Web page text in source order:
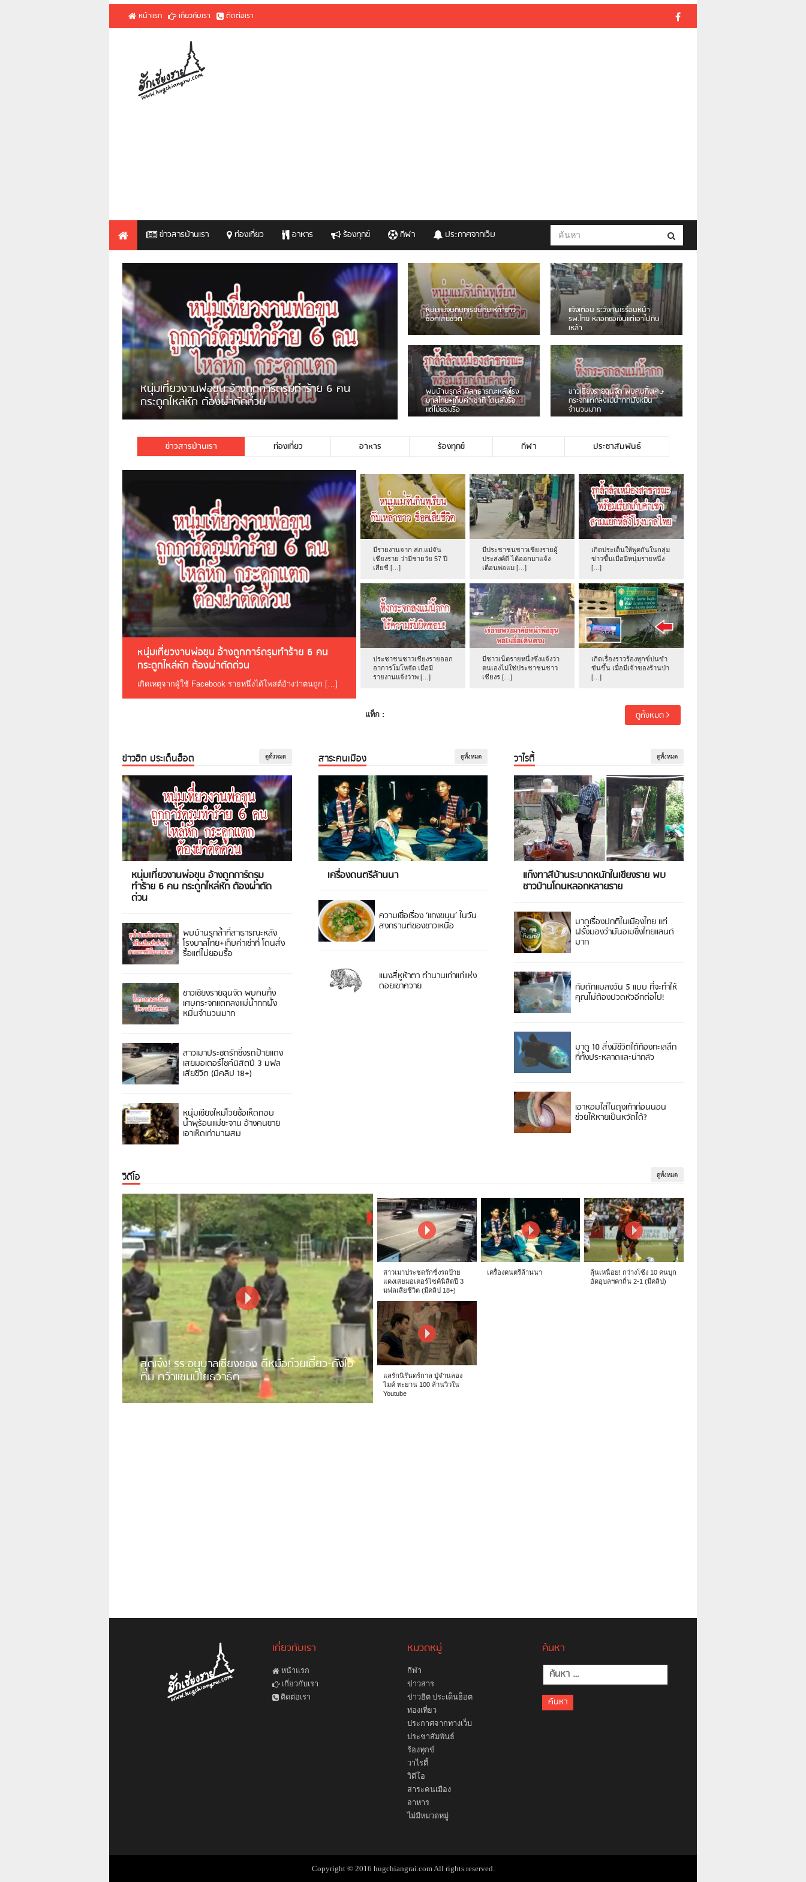
หน้าแรก เกี่ยวกับเรา ติดต่อเรา
ข่าวสารบ้านเรา ท่องเที่ยว อาหาร ร้องทุกข์ กีฬา ประกาศจากเว็บ
ชาวเน็ตสวดยับ! พบพม่าเร่ขายพวงมาลัยหน้าพ่อขุนฯ
พอไม่ซื้อเดินตาม
มีชาวเน็ตรายหนึ่งซึ่งแจ้งว่าตนเองไม่ใช่ประชาชนชาวเชียงร […]
ชาวเน็ตฮา! รถเครื่องแม่สายชน
ป้ายร้านโลงศพแล้วหนี พบเสาหัก
เบรคหัก หวิดได้ใช้บริการ
เดือนร้อน! ชาวเชียงรายบ่นรถ
Isuzu สีขาวซิ่งบายพาสเสียงดัง
สร้างความรำคาญ
หนุ่มเจียงฮายจ่ม พบถังน้ำดื่มตก
กลางถนน รถเครื่องหลบไม่ทันล้ม
บาดเจ็บ
ชาวผาลั้ง โวย ไร้หน่วยงานดูแล
ดินสไลด์ ต้องจัดการกันเอง
ข่าวสารบ้านเรา ท่องเที่ยว อาหาร ร้องทุกข์ กีฬา ประชาสัมพันธ์
หนุ่มเที่ยวงานพ่อขุน อ้างถูกการ์ดรุมทำร้าย 6 คน
กระดูกไหล่หัก ต้องผ่าตัดด่วน
เกิดเหตุจากผู้ใช้ Facebook รายหนึ่งได้โพสต์อ้างว่าตนถูก […]
มีรายงานจาก สภ.แม่จัน
เชียงราย ว่ามีชายวัย 57 ปี
เสียชี […]
มีประชาชนชาวเชียงรายผู้
ประสงค์ดี ได้ออกมาแจ้ง
เตือนพ่อแม […]
เกิดประเด็นให้พูดกันในกลุ่ม
ข่าวขึ้นเมื่อมีหนุ่มรายหนึ่ง
[…]
ประชาชนชาวเชียงรายออก
อาการโมโหจัด เมื่อมี
รายงานแจ้งว่าพ […]
มีชาวเน็ตรายหนึ่งซึ่งแจ้งว่า
ตนเองไม่ใช่ประชาชนชาว
เชียงร […]
เกิดเรื่องราวร้องทุกข์ปนขำ
ขันขึ้น เมื่อมีเจ้าของร้านป่า
[…]
แท็ก : ดูทั้งหมด
ข่าวฮิต ประเด็นฮ็อต ดูทั้งหมด
หนุ่มเที่ยวงานพ่อขุน อ้างถูกการ์ดรุม
ทำร้าย 6 คน กระดูกไหล่หัก ต้องผ่าตัด
ด่วน
พบบ้านรุกล้ำที่สาธารณะหลัง
โรงบาลไทย+เก็บค่าเช่าที่ โดนสั่ง
รื้อแต่ไม่ยอมรื้อ
ชาวเชียงรายฉุนจัด พบคนทิ้ง
เศษกระจกแตกลงแม่น้ำกกฝั่ง
หมิ่นจำนวนมาก
สาวเมาประชดรักซิ่งรถป้ายแดง
เสยมอเตอร์ไซค์นิสิตปี 3 มฟล
เสียชีวิต (มีคลิป 18+)
หนุ่มเชียงใหม่โวยซื้อเห็ดถอบ
น้ำพุร้อนแม่ขะจาน อ้างคนขาย
เอาเห็ดเก่ามาผสม
สาระคนเมือง ดูทั้งหมด
เครื่องดนตรีล้านนา
ความเชื่อเรื่อง ‘แกงขนุน’ ในวัน
สงกรานต์ของชาวเหนือ
แมงสี่หูห้าตา ตำนานเก่าแก่แห่ง
ดอยเขาควาย
วาไรตี้ ดูทั้งหมด
แก๊งทาสีบ้านระบาดหนักในเชียงราย พบ
ชาวบ้านโดนหลอกหลายราย
มาดูเรื่องปกติในเมืองไทย แต่
ฝรั่งมองว่ามันอเมซิ่งไทยแลนด์
มาก
กับดักแมลงวัน 5 แบบ ที่จะทำให้
คุณไม่ต้องปวดหัวอีกต่อไป!
มาดู 10 สิ่งมีชีวิตใต้ท้องทะเลลึก
ที่ทั้งประหลาดและน่ากลัว
เอาหอมใส่ในถุงเท้าก่อนนอน
ช่วยให้หายเป็นหวัดได้?
วิดีโอ ดูทั้งหมด
สุดเจ๋ง! รร.อนุบาลเชียงของ ตีหม้อก๋วยเตี๋ยว-ถังไอ
ติม คว้าแชมป์โยธวาธิต
สาวเมาประชดรักซิ่งรถป้าย
แดงเสยมอเตอร์ไซค์นิสิตปี 3
มฟลเสียชีวิต (มีคลิป 18+)
เครื่องดนตรีล้านนา
ลุ้นเหนื่อย! กว่างโซ้ง 10 คนบุก
อัดอุบลฯคาถิ่น 2-1 (มีคลิป)
แลรักนิรันดร์กาล ปู่จ๋านลอง
ไมค์ ทะยาน 100 ล้านวิวใน
Youtube
เกี่ยวกับเรา
หน้าแรก
เกี่ยวกับเรา
ติดต่อเรา
หมวดหมู่
กีฬา
ข่าวสาร
ข่าวฮิต ประเด็นฮ็อต
ท่องเที่ยว
ประกาศจากทางเว็บ
ประชาสัมพันธ์
ร้องทุกข์
วาไรตี้
วิดีโอ
สาระคนเมือง
อาหาร
ไม่มีหมวดหมู่
ค้นหา
ค้นหา
สำหรับ:
Copyright © 2016 hugchiangrai.com All rights reserved.